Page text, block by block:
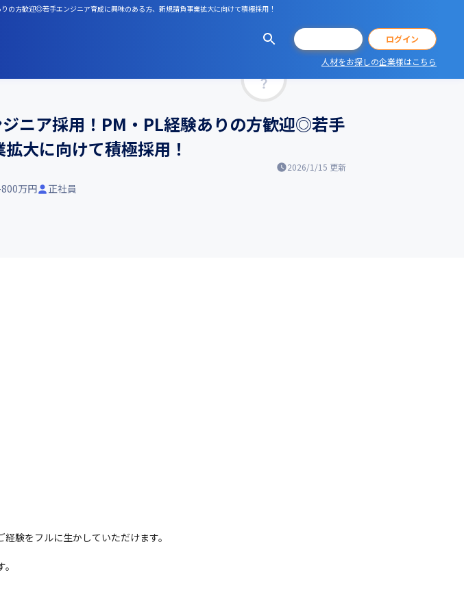
の方歓迎◎若手エンジニア育成に興味のある方、新規請負事業拡大に向けて積極採用！
ログイン
人材をお探しの企業様はこちら
ニア採用！PM・PL経験ありの方歓迎◎若手
大に向けて積極採用！
2026/1/15 更新
万円 正社員
験をフルに生かしていただけます。